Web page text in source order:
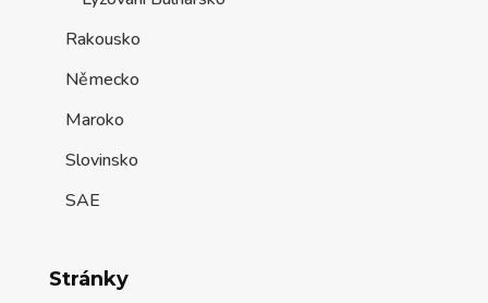
Rakousko
Německo
Maroko
Slovinsko
SAE
Stránky